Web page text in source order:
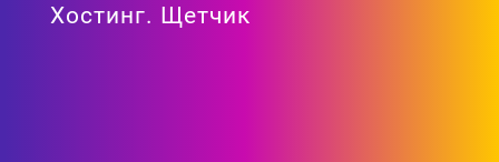
Хостинг. Щетчик